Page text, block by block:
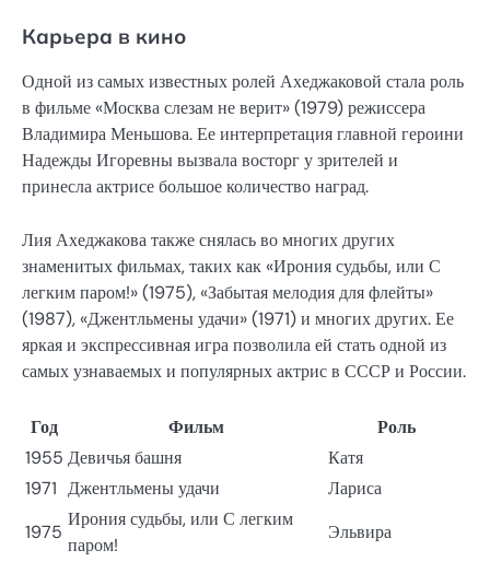
Карьера в кино
Одной из самых известных ролей Ахеджаковой стала роль
в фильме «Москва слезам не верит» (1979) режиссера
Владимира Меньшова. Ее интерпретация главной героини
Надежды Игоревны вызвала восторг у зрителей и
принесла актрисе большое количество наград.
Лия Ахеджакова также снялась во многих других
знаменитых фильмах, таких как «Ирония судьбы, или С
легким паром!» (1975), «Забытая мелодия для флейты»
(1987), «Джентльмены удачи» (1971) и многих других. Ее
яркая и экспрессивная игра позволила ей стать одной из
самых узнаваемых и популярных актрис в СССР и России.
Год Фильм
Роль
1955 Девичья башня
Катя
1971 Джентльмены удачи
Лариса
1975
Ирония судьбы, или С легким
паром!
Эльвира